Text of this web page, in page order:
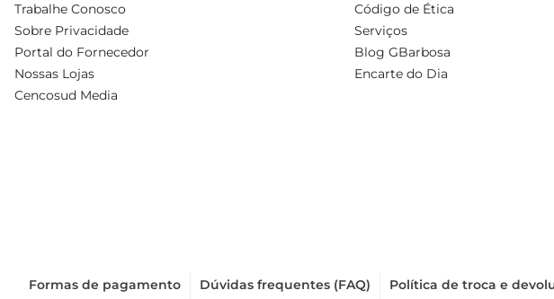
Trabalhe Conosco
Sobre Privacidade
Portal do Fornecedor
Nossas Lojas
Cencosud Media
Código de Ética
Serviços
Blog GBarbosa
Encarte do Dia
Formas de pagamento Dúvidas frequentes (FAQ) Política de troca e